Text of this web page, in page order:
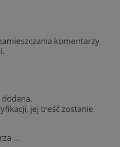
komentarzy
jej treść zostanie
...